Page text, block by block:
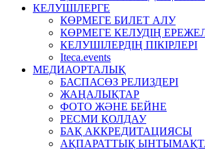
КЕЛУШІЛЕРГЕ
КӨРМЕГЕ БИЛЕТ АЛУ
КӨРМЕГЕ КЕЛУДІҢ
КЕЛУШІЛЕРДІҢ ПІКІРЛЕРІ
Iteca.events
МЕДИАОРТАЛЫҚ
БАСПАСӨЗ РЕЛИЗДЕРІ
ЖАҢАЛЫҚТАР
ФОТО ЖӘНЕ БЕЙНЕ
РЕСМИ ҚОЛДАУ
БАҚ АККРЕДИТАЦИЯСЫ
АҚПАРАТТЫҚ